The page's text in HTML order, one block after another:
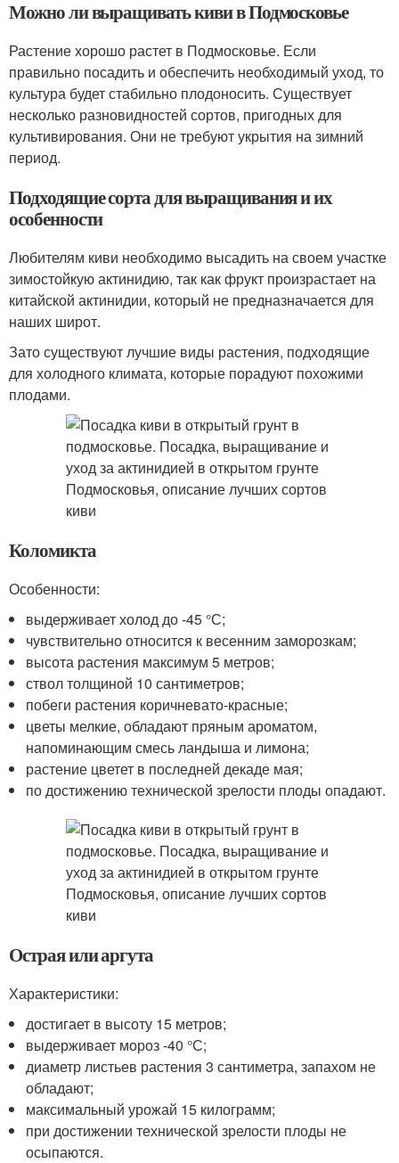
Можно ли выращивать киви в Подмосковье
Растение хорошо растет в Подмосковье. Если
правильно посадить и обеспечить необходимый уход, то
культура будет стабильно плодоносить. Существует
несколько разновидностей сортов, пригодных для
культивирования. Они не требуют укрытия на зимний
период.
Подходящие сорта для выращивания и их
особенности
Любителям киви необходимо высадить на своем участке
зимостойкую актинидию, так как фрукт произрастает на
китайской актинидии, который не предназначается для
наших широт.
Зато существуют лучшие виды растения, подходящие
для холодного климата, которые порадуют похожими
плодами.
Коломикта
Особенности:
выдерживает холод до -45 °С;
чувствительно относится к весенним заморозкам;
высота растения максимум 5 метров;
ствол толщиной 10 сантиметров;
побеги растения коричневато-красные;
цветы мелкие, обладают пряным ароматом,
напоминающим смесь ландыша и лимона;
растение цветет в последней декаде мая;
по достижению технической зрелости плоды опадают.
Острая или аргута
Характеристики:
достигает в высоту 15 метров;
выдерживает мороз -40 °С;
диаметр листьев растения 3 сантиметра, запахом не
обладают;
максимальный урожай 15 килограмм;
при достижении технической зрелости плоды не
осыпаются.